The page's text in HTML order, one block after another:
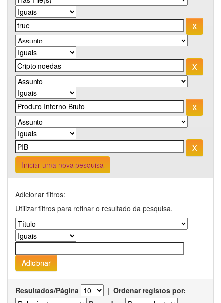
Iniciar uma nova pesquisa
Adicionar filtros:
Utilizar filtros para refinar o resultado da pesquisa.
Resultados/Página | Ordenar registos por: